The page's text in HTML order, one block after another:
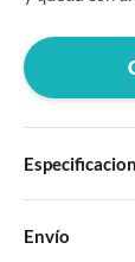
Elige entre
Envío